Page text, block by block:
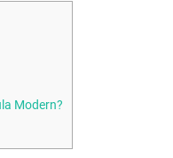
Modern?